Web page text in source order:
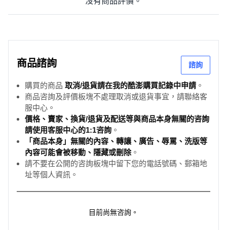
商品諮詢 諮詢
購買的商品 取消/退貨請在我的酷澎購買記錄中申請 。
商品咨詢及評價板塊不處理取消或退貨事宜，請聯絡客
服中心。
價格、賣家、換貨/退貨及配送等與商品本身無關的咨詢
請使用客服中心的1:1咨詢 。
「商品本身」無關的內容、轉讓、廣告、辱罵、洗版等
內容可能會被移動、隱藏或刪除。
請不要在公開的咨詢板塊中留下您的電話號碼、郵箱地
址等個人資訊。
目前尚無咨詢。